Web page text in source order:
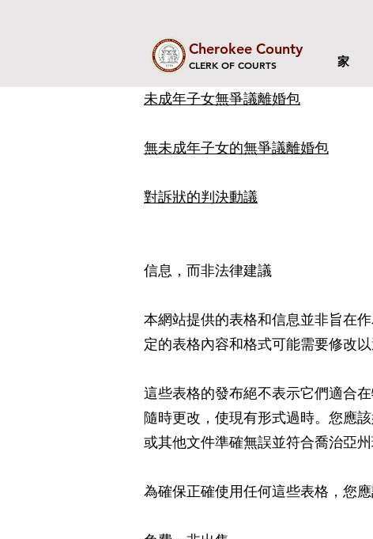
Cherokee County
CLERK OF COURTS 家
未成年子女無爭議離婚包
無未成年子女的無爭議離婚包
對訴狀的判決動議
信息，而非法律建議
本網站提供的表格和信息並非旨在
定的表格內容和格式可能需要修改
這些表格的發布絕不表示它們適合
隨時更改，使現有形式過時。您應
或其他文件準確無誤並符合喬治亞州
為確保正確使用任何這些表格，您應